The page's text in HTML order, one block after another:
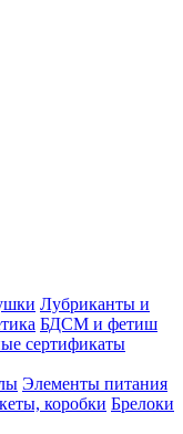
Лубриканты и
БДСМ и фетиш
сертификаты
Элементы питания
коробки Брелоки